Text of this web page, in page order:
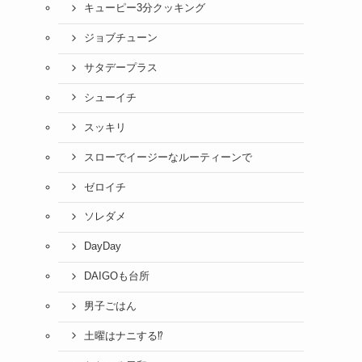
キューピー3分クッキング
ジョブチューン
サタデープラス
シューイチ
スッキリ
スローでイージーなルーティーンで
ゼロイチ
ソレダメ
DayDay
DAIGOも台所
男子ごはん
土曜はナニする⁉